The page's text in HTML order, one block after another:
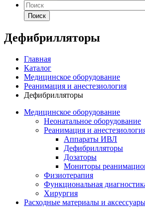
Поиск
Дефибрилляторы
Главная
Каталог
Медицинское оборудование
Реанимация и анестезиология
Дефибрилляторы
Медицинское оборудование
Неонатальное оборудование
Реанимация и
Аппараты ИВЛ
Дефибрилляторы
Дозаторы
Мониторы
Физиотерапия
Функциональная
Хирургия
Расходные материалы и